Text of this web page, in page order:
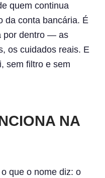
quem continua
da conta bancária. É
por dentro — as
os cuidados reais. E
sem filtro e sem
NA
que o nome diz: o